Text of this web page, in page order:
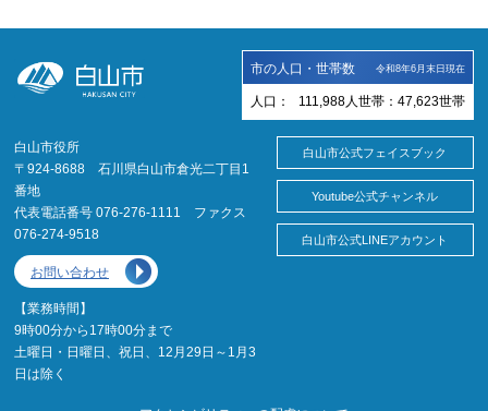
市の人口・世帯数 令和8年6月末日現在
人口： 111,988 人 世帯： 47,623世帯
白山市役所
〒924-8688 石川県白山市倉光二丁目1
番地
代表電話番号 076-276-1111 ファクス
076-274-9518
お問い合わせ
【業務時間】
9時00分から17時00分まで
土曜日・日曜日、祝日、12月29日～1月3
日は除く
白山市公式フェイスブック
Youtube公式チャンネル
白山市公式LINEアカウント